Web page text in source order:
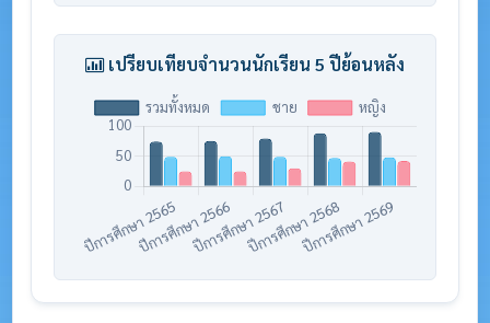
เปรียบเทียบจำนวนนักเรียน 5 ปีย้อนหลัง